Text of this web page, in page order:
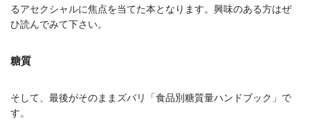
るアセクシャルに焦点を当てた本となります。興味のある方はぜ
ひ読んでみて下さい。
糖質
そして、最後がそのままズバリ「食品別糖質量ハンドブック」で
す。